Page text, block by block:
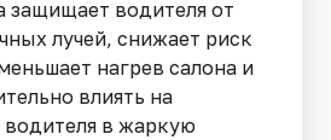
защищает водителя от
лучей, снижает риск
нагрев салона и
влиять на
водителя в жаркую